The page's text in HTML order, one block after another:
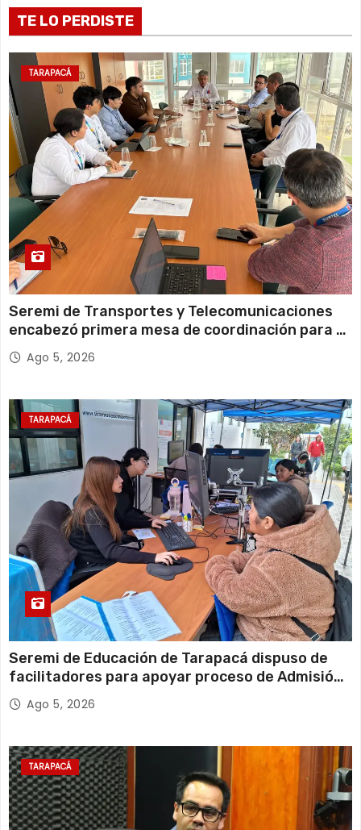
r
a
d
s
TE LO PERDISTE
TARAPACÁ
Seremi de Transportes y Telecomunicaciones
encabezó primera mesa de coordinación para el
retiro de cables en desuso en Iquique
Ago 5, 2026
TARAPACÁ
Seremi de Educación de Tarapacá dispuso de
facilitadores para apoyar proceso de Admisión
Escolar 2027
Ago 5, 2026
TARAPACÁ